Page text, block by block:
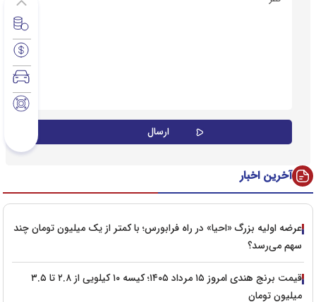
آخرین اخبار
عرضه اولیه بزرگ «احیا» در راه فرابورس؛ با کمتر از یک میلیون تومان چند
سهم می‌رسد؟
قیمت برنج هندی امروز ۱۵ مرداد ۱۴۰۵؛ کیسه ۱۰ کیلویی از ۲.۸ تا ۳.۵
میلیون تومان